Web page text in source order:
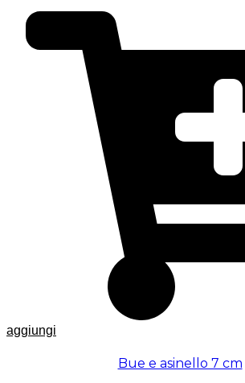
aggiungi
Bue e asinello 7 cm